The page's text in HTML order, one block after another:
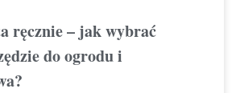
ręcznie – jak wybrać
do ogrodu i